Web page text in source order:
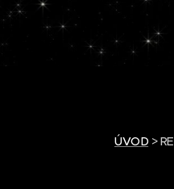
ÚVOD >